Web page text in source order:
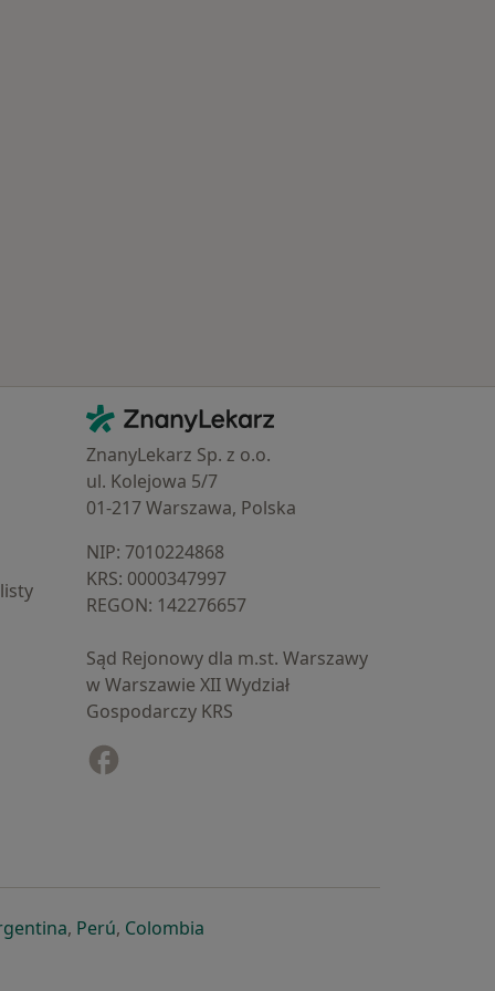
Kontakt
ZnanyLekarz - Strona główna
ZnanyLekarz Sp. z o.o.
ul. Kolejowa 5/7
01-217 Warszawa, Polska
NIP: ⁠7010224868
KRS: ⁠0000347997
REGON: ⁠142276657
Sąd Rejonowy dla m.st. Warszawy
w Warszawie XII Wydział
Gospodarczy KRS
karcie
w nowej karcie
się w nowej karcie
otwiera się w nowej karcie
, Perúotwiera się w nowej karcie
, Colombiaotwiera się w nowej karcie